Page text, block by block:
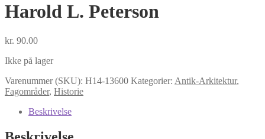
Harold L. Peterson
kr. 90.00
Ikke på lager
Varenummer (SKU): H14-13600 Kategorier: Antik-Arkitektur,
Fagområder, Historie
Beskrivelse